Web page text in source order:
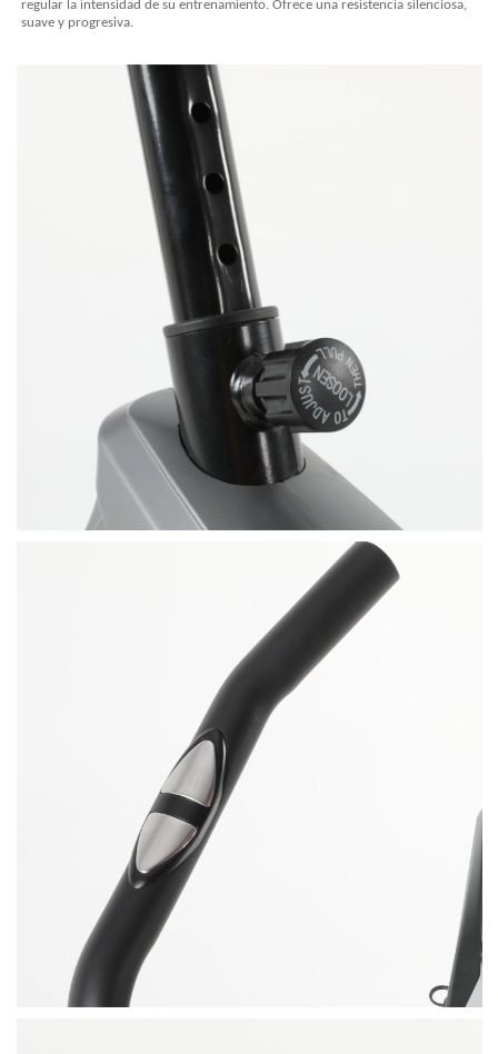
regular la intensidad de su entrenamiento. Ofrece una resistencia silenciosa,
suave y progresiva.